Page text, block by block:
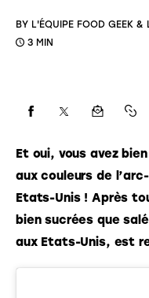
BY L'ÉQUIPE FOOD GEEK &
3 MIN
Et oui, vous avez
aux couleurs de
Etats-Unis ! Après
bien sucrées que
aux Etats-Unis, est